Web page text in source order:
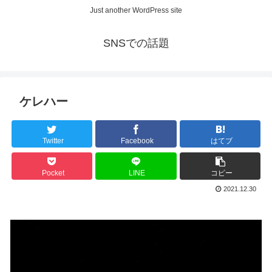
Just another WordPress site
SNSでの話題
ケレハー
Twitter Facebook はてブ
Pocket LINE コピー
2021.12.30